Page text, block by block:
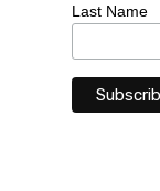
Last Name